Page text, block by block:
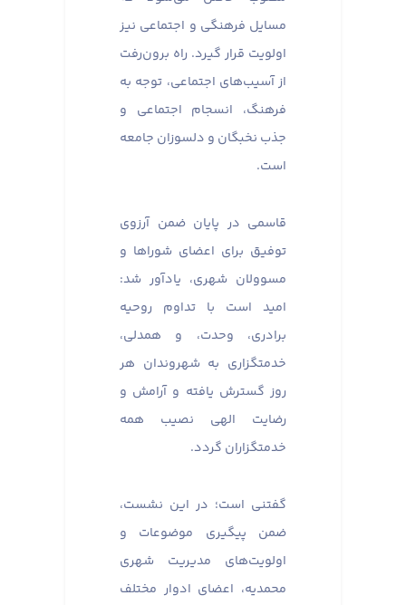
مسایل فرهنگی و اجتماعی نیز
اولویت قرار گیرد. راه برون‌رفت
از آسیب‌های اجتماعی، توجه به
فرهنگ، انسجام اجتماعی و
جذب نخبگان و دلسوزان جامعه
است.
قاسمی در پایان ضمن آرزوی
توفیق برای اعضای شوراها و
مسوولان شهری، یادآور شد:
امید است با تداوم روحیه
برادری، وحدت، و همدلی،
خدمتگزاری به شهروندان هر
روز گسترش یافته و آرامش و
رضایت الهی نصیب همه
خدمتگزاران گردد.
گفتنی است؛ در این نشست،
ضمن پیگیری موضوعات و
اولویت‌های مدیریت شهری
محمدیه، اعضای ادوار مختلف